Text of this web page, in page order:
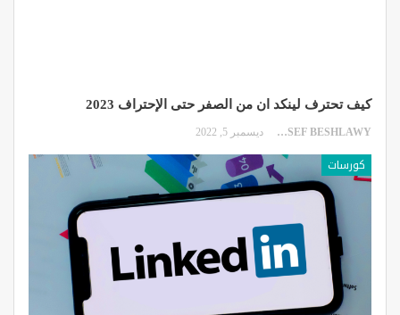
كيف تحترف لينكد ان من الصفر حتى الإحتراف 2023
YOUSSEF BESHLAWY ديسمبر 5, 2022
كورسات